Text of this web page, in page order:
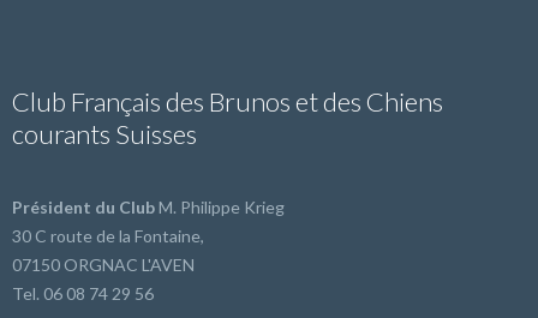
Club Français des Brunos et des Chiens
courants Suisses
Président du ClubM. Philippe Krieg
30 C route de la Fontaine,
07150 ORGNAC L'AVEN
Tel. 06 08 74 29 56